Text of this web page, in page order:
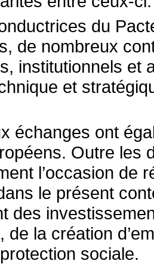
du
de nombreux
institutionnels et
et
échanges ont
Outre les
l’occasion de
le présent
des
de la création
sociale.